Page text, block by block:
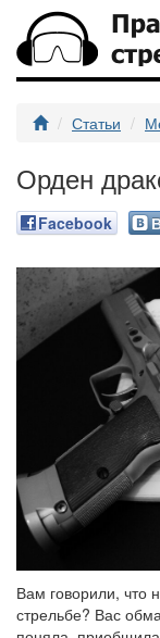
Статьи
Орден
Facebook
Вам говорили, что
стрельбе? Вас